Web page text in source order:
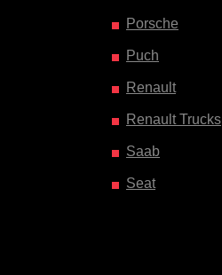
Porsche
Puch
Renault
Renault Trucks
Saab
Seat